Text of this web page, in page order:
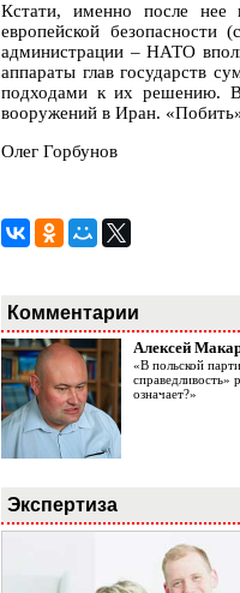
Кстати, именно после нее
европейской
администрации – НАТО
аппараты глав государств
подходами к их решению.
вооружений в Иран.
Олег Горбунов
Комментарии
Алексей
«В польской
справедливость»
означает?»
Экспертиза